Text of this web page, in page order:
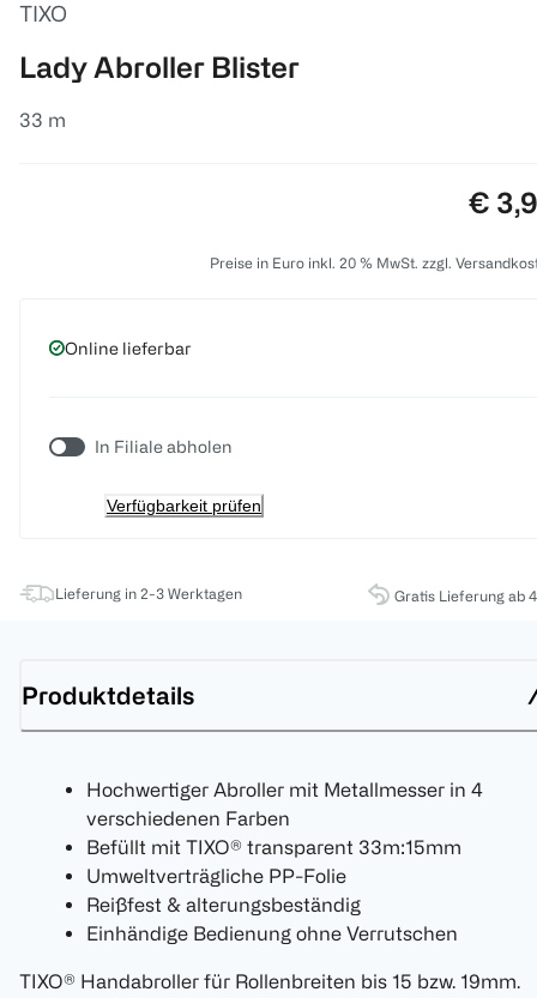
TIXO
Lady Abroller Blister
33 m
€
Preise in Euro inkl. 20 % MwSt. zzgl.
Online lieferbar
In Filiale abholen
Verfügbarkeit prüfen
Lieferung in 2-3 Werktagen Gratis Lieferung ab
Produktdetails
Hochwertiger Abroller mit Metallmesser in 4
verschiedenen Farben
Befüllt mit TIXO® transparent 33m:15mm
Umweltverträgliche PP-Folie
Reißfest & alterungsbeständig
Einhändige Bedienung ohne Verrutschen
TIXO® Handabroller für Rollenbreiten bis 15 bzw. 19mm.